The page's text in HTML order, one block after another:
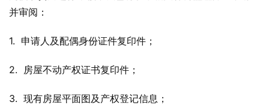
并审阅：
1.  申请人及配偶身份证件复印件；
2.  房屋不动产权证书复印件；
3.  现有房屋平面图及产权登记信息；